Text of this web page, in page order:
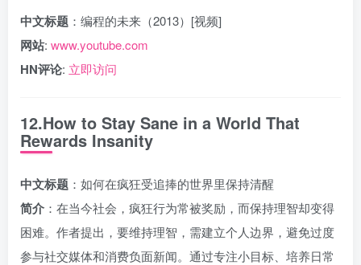
中文标题 ：编程的未来（2013）[视频]
网站: www.youtube.com
HN评论: 立即访问
12.How to Stay Sane in a World That
Rewards Insanity
中文标题 ：如何在疯狂受追捧的世界里保持清醒
简介 ：在当今社会，疯狂行为常被奖励，而保持理智却变得
困难。作者提出，要维持理智，需建立个人边界，避免过度
参与社交媒体和消费负面新闻。通过专注小目标、培养日常